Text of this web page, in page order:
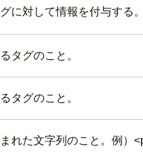
に対して情報を付与する
タグのこと。
タグのこと。
れた文字列のこと。例）